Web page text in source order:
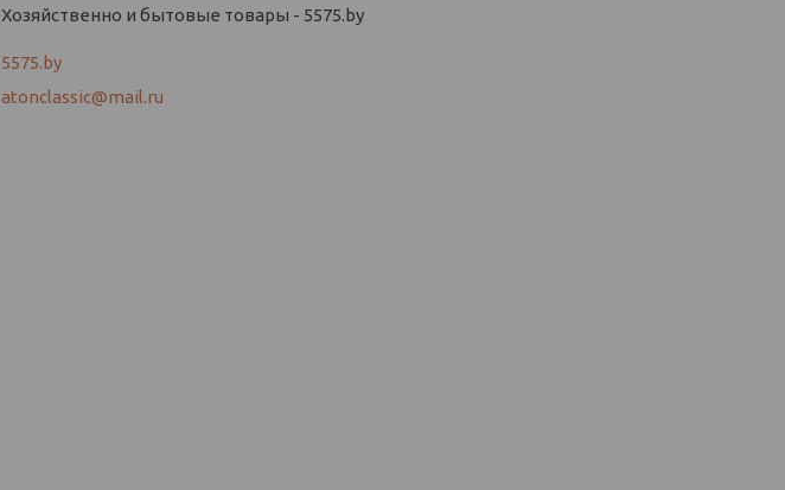
Хозяйственно и бытовые товары - 5575.by
5575.by
atonclassic@mail.ru